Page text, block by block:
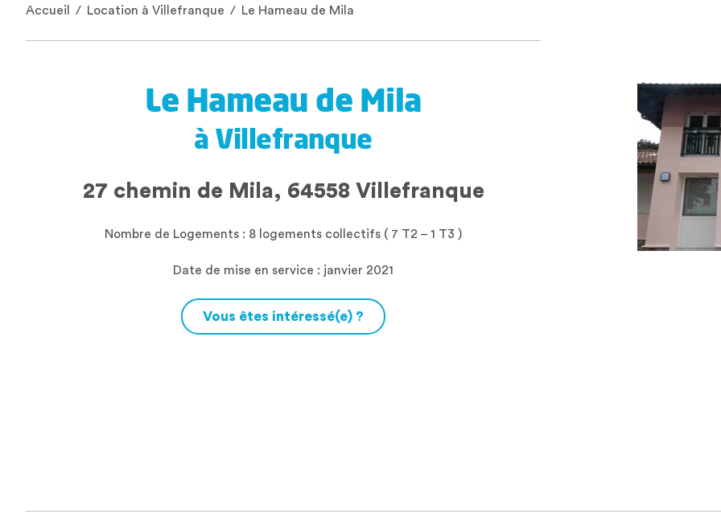
Accueil / Location à Villefranque / Le Hameau de Mila
Le Hameau de Mila
à Villefranque
27 chemin de Mila, 64558 Villefranque
Nombre de Logements : 8 logements collectifs ( 7 T2 – 1 T3 )
Date de mise en service : janvier 2021
Vous êtes intéressé(e) ?